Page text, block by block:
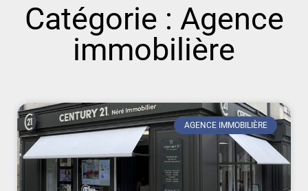
Catégorie : Agence
immobilière
AGENCE IMMOBILIÈRE